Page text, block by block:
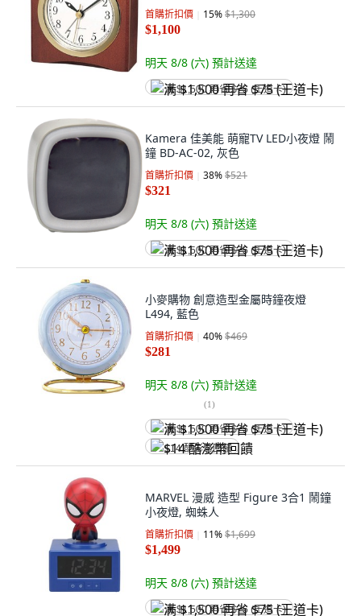
首購折扣價 15%$1,300
$1,100
明天 8/8 (六) 預計送達
满 $1,500 再省 $75 (王道卡)
Kamera 佳美能 萌寵TV LED小夜燈 鬧
鐘 BD-AC-02, 灰色
首購折扣價 38%$521
$321
明天 8/8 (六) 預計送達
满 $1,500 再省 $75 (王道卡)
小麥購物 創意造型金屬時鐘夜燈
L494, 藍色
首購折扣價 40%$469
$281
明天 8/8 (六) 預計送達
(1)
满 $1,500 再省 $75 (王道卡)
$14 酷澎幣回饋
MARVEL 漫威 造型 Figure 3合1 鬧鐘
小夜燈, 蜘蛛人
首購折扣價 11%$1,699
$1,499
明天 8/8 (六) 預計送達
满 $1,500 再省 $75 (王道卡)